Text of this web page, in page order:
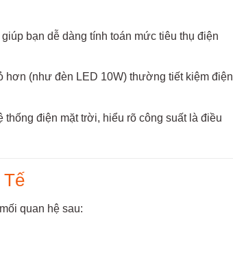
bạn dễ dàng tính toán mức tiêu thụ điện
hơn (như đèn LED 10W) thường tiết kiệm điện
điện mặt trời, hiểu rõ công suất là điều
Tế
quan hệ sau: